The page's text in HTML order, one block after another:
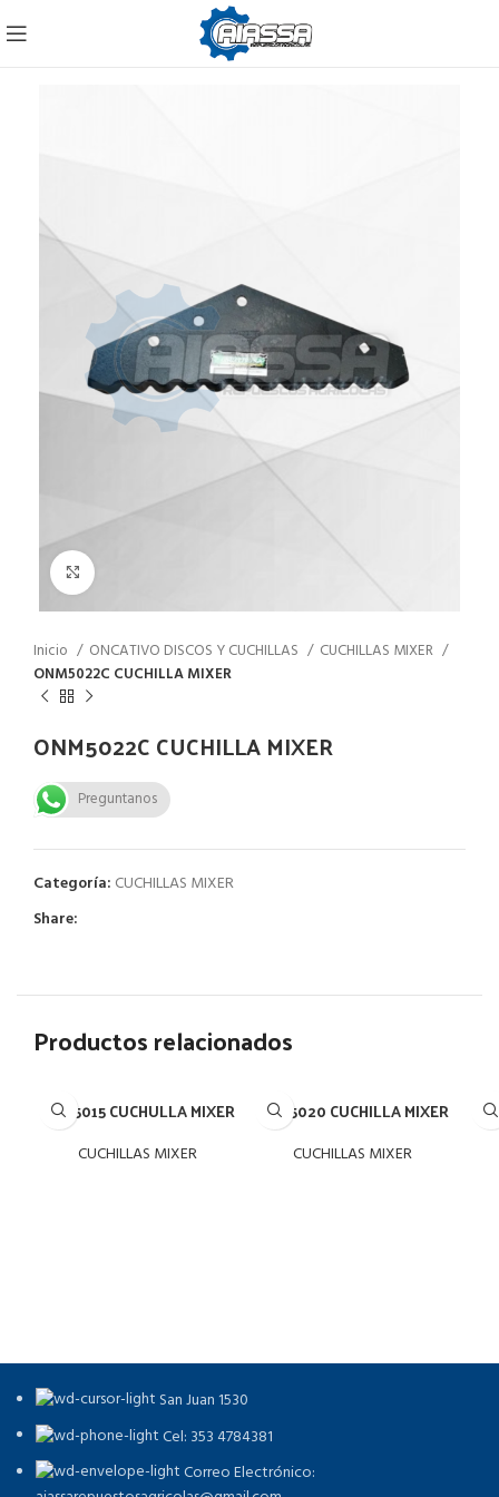
Inicio ONCATIVO DISCOS Y CUCHILLAS
CUCHILLAS MIXER
ONM5022C CUCHILLA MIXER
ONM5022C CUCHILLA MIXER
Preguntanos
Categoría: CUCHILLAS MIXER
Share:
Productos relacionados
ONM5015 CUCHULLA MIXER
CUCHILLAS MIXER
ONM5020 CUCHILLA MIXER
CUCHILLAS MIXER
San Juan 1530
Cel: 353 4784381
Correo Electrónico: